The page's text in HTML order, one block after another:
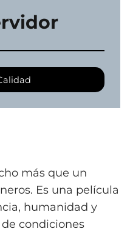
más que un
Es una película
humanidad y
condiciones